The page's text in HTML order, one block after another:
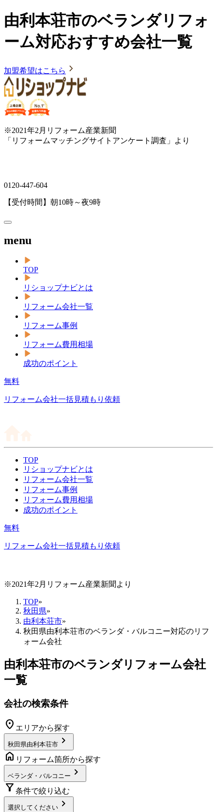
由利本荘市のベランダリフォ
ーム対応おすすめ会社一覧
加盟希望はこちら
※2021年2月リフォーム産業新聞
「リフォームマッチングサイトアンケート調査」より
0120-447-604
【受付時間】朝10時～夜9時
menu
TOP
リショップナビとは
リフォーム会社一覧
リフォーム事例
リフォーム費用相場
成功のポイント
無料
リフォーム会社一括見積もり依頼
TOP
リショップナビとは
リフォーム会社一覧
リフォーム事例
リフォーム費用相場
成功のポイント
無料
リフォーム会社一括見積もり依頼
※2021年2月リフォーム産業新聞より
TOP»
秋田県»
由利本荘市»
秋田県由利本荘市のベランダ・バルコニー対応のリフ
ォーム会社
由利本荘市のベランダリフォーム会社
一覧
会社の検索条件
location_on エリアから探す
秋田県由利本荘市 chevron_right
home リフォーム箇所から探す
ベランダ・バルコニー chevron_right
filter_alt 条件で絞り込む
選択してください chevron_right